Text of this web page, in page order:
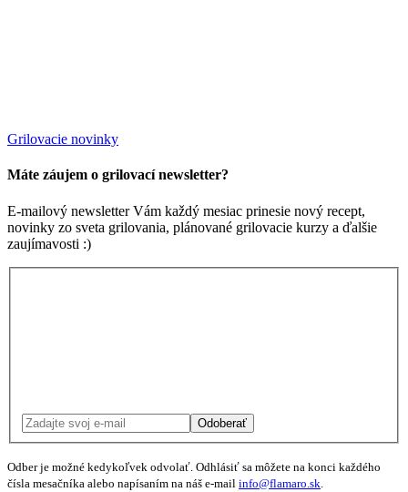
Grilovacie novinky
Máte záujem o grilovací newsletter?
E-mailový newsletter Vám každý mesiac prinesie nový recept,
novinky zo sveta grilovania, plánované grilovacie kurzy a ďalšie
zaujímavosti :)
Odoberať
Odber je možné kedykoľvek odvolať. Odhlásiť sa môžete na konci každého
čísla mesačníka alebo napísaním na náš e-mail info@flamaro.sk.